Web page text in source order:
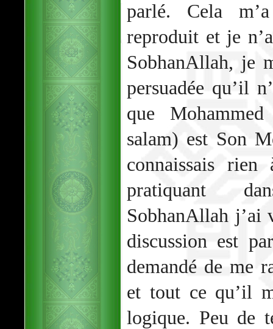
parlé. Cela
reproduit et je
SobhanAllah, je
persuadée qu’il
que
salam) est Son
connaissais
pratiquant
SobhanAllah j’ai
discussion est
demandé de me
et tout ce qu’il
logique. Peu de